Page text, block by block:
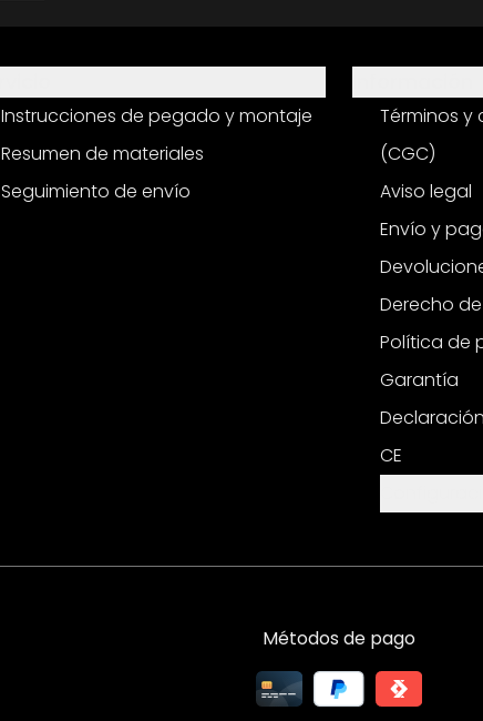
Instrucciones de pegado y montaje
Resumen de materiales
Seguimiento de envío
Términos y
(CGC)
Aviso legal
Envío y
Derecho
Política de
Garantía
CE
Métodos de pago